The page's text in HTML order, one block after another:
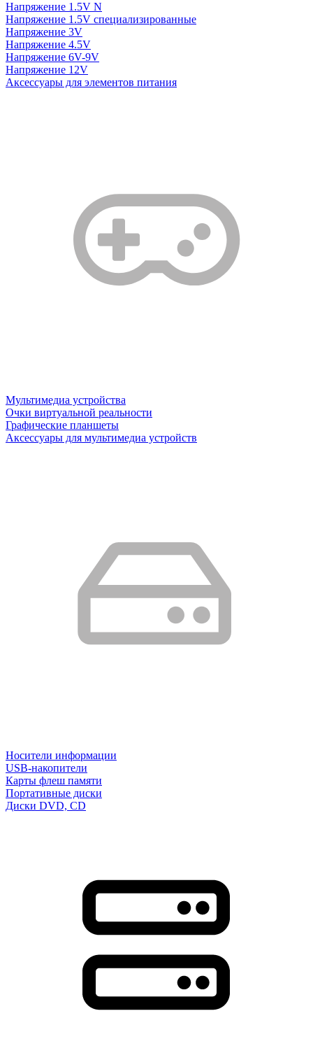
Напряжение 1.5V N
Напряжение 1.5V специализированные
Напряжение 3V
Напряжение 4.5V
Напряжение 6V-9V
Напряжение 12V
Аксессуары для элементов питания
Мультимедиа устройства
Очки виртуальной реальности
Графические планшеты
Аксессуары для мультимедиа устройств
Носители информации
USB-накопители
Карты флеш памяти
Портативные диски
Диски DVD, CD